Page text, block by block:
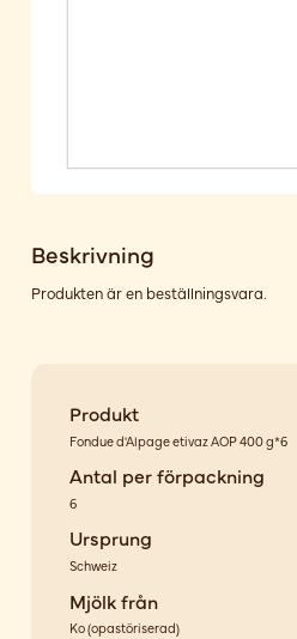
Beskrivning
Produkten är en beställningsvara.
Produkt
Fondue d'Alpage etivaz AOP 400 g*6
Antal per förpackning
6
Ursprung
Schweiz
Mjölk från
Ko(opastöriserad)